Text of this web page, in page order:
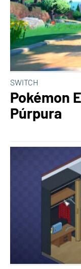
SWITCH
Pokémon
Púrpura